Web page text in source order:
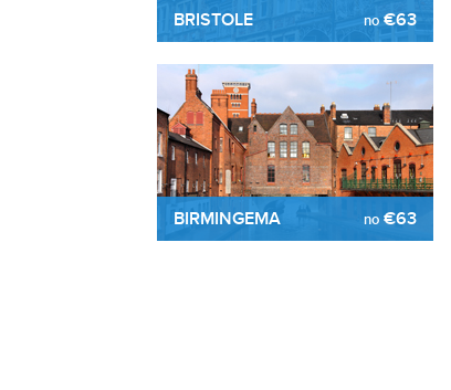
BRISTOLE no €63
BIRMINGEMA no €63